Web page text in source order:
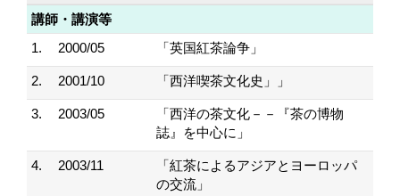
講師・講演等
1.
2000/05 「英国紅茶論争」
2. 2001/10 「西洋喫茶文化史」」
3. 2003/05
「西洋の茶文化－－『茶の博物
誌』を中心に」
4. 2003/11
「紅茶によるアジアとヨーロッパ
の交流」